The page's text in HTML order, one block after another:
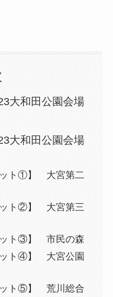
大和田公園会場
大和田公園会場
ット①】 大宮第二
ット②】 大宮第三
ット③】 市民の森
ット④】 大宮公園
ット⑤】 荒川総合